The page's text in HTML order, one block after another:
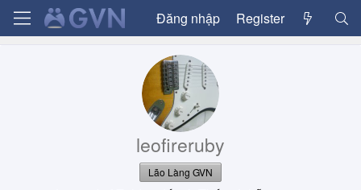
Đăng nhập Register
leofireruby
Lão Làng GVN